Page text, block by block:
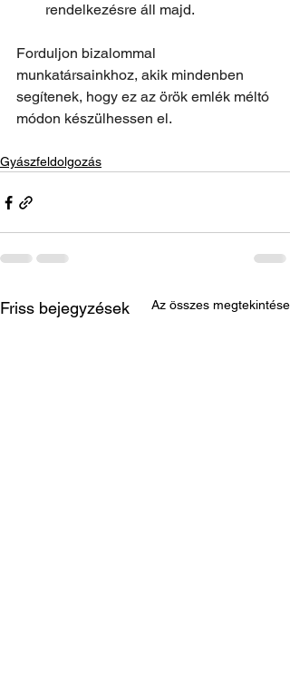
rendelkezésre áll majd.
Forduljon bizalommal
munkatársainkhoz, akik mindenben
segítenek, hogy ez az örök emlék méltó
módon készülhessen el.
Gyászfeldolgozás
Friss bejegyzések Az összes megtekintése